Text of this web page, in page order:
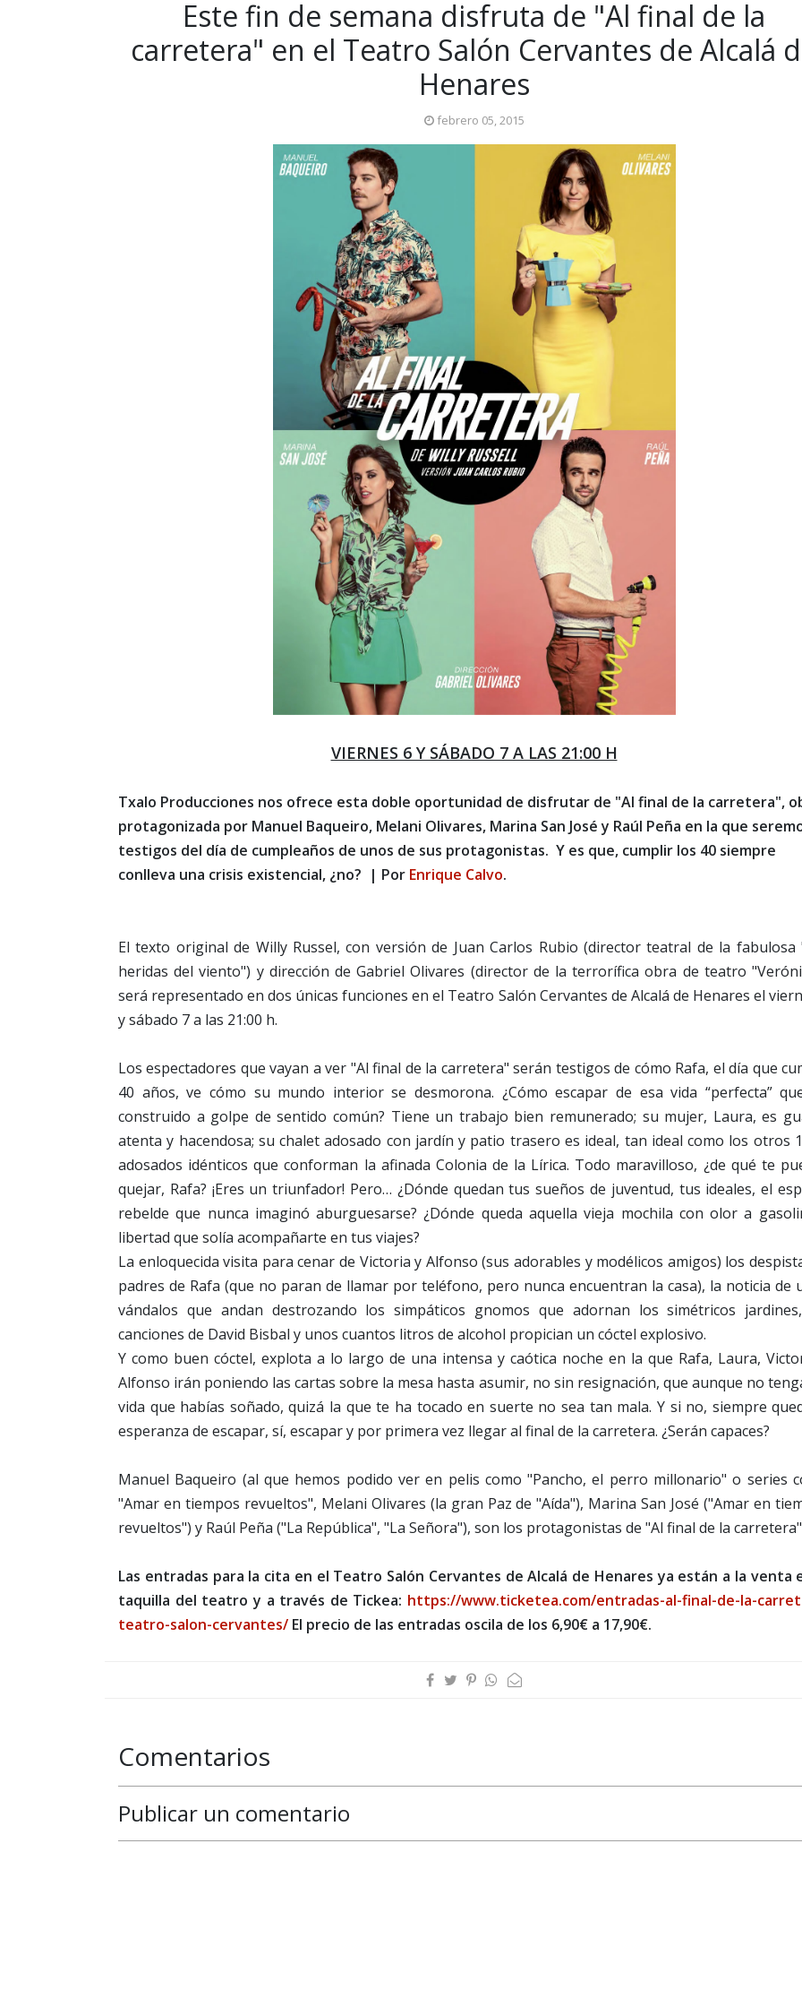
Este fin de semana disfruta de "Al final de la
carretera" en el Teatro Salón Cervantes de Alcalá
Henares
febrero 05, 2015
VIERNES 6 Y SÁBADO 7 A LAS 21:00 H
Txalo Producciones nos ofrece esta doble oportunidad de disfrutar de "Al final de la carretera",
protagonizada por Manuel Baqueiro, Melani Olivares, Marina San José y Raúl Peña en la que
testigos del día de cumpleaños de unos de sus protagonistas. Y es que, cumplir los 40 siempre
conlleva una crisis existencial, ¿no? | Por Enrique Calvo.
El texto original de Willy Russel, con versión de Juan Carlos Rubio (director teatral de la fabulosa
heridas del viento") y dirección de Gabriel Olivares (director de la terrorífica obra de teatro
será representado en dos únicas funciones en el Teatro Salón Cervantes de Alcalá de Henares el
y sábado 7 a las 21:00 h.
Los espectadores que vayan a ver "Al final de la carretera" serán testigos de cómo Rafa, el día que
40 años, ve cómo su mundo interior se desmorona. ¿Cómo escapar de esa vida “perfecta”
construido a golpe de sentido común? Tiene un trabajo bien remunerado; su mujer, Laura, es
atenta y hacendosa; su chalet adosado con jardín y patio trasero es ideal, tan ideal como los otros
adosados idénticos que conforman la afinada Colonia de la Lírica. Todo maravilloso, ¿de qué te
quejar, Rafa? ¡Eres un triunfador! Pero… ¿Dónde quedan tus sueños de juventud, tus ideales, el
rebelde que nunca imaginó aburguesarse? ¿Dónde queda aquella vieja mochila con olor a
libertad que solía acompañarte en tus viajes?
La enloquecida visita para cenar de Victoria y Alfonso (sus adorables y modélicos amigos) los
padres de Rafa (que no paran de llamar por teléfono, pero nunca encuentran la casa), la noticia de
vándalos que andan destrozando los simpáticos gnomos que adornan los simétricos
canciones de David Bisbal y unos cuantos litros de alcohol propician un cóctel explosivo.
Y como buen cóctel, explota a lo largo de una intensa y caótica noche en la que Rafa, Laura,
Alfonso irán poniendo las cartas sobre la mesa hasta asumir, no sin resignación, que aunque no
vida que habías soñado, quizá la que te ha tocado en suerte no sea tan mala. Y si no, siempre
esperanza de escapar, sí, escapar y por primera vez llegar al final de la carretera. ¿Serán capaces?
Manuel Baqueiro (al que hemos podido ver en pelis como "Pancho, el perro millonario" o series
"Amar en tiempos revueltos", Melani Olivares (la gran Paz de "Aída"), Marina San José ("Amar en
revueltos") y Raúl Peña ("La República", "La Señora"), son los protagonistas de "Al final de la
Las entradas para la cita en el Teatro Salón Cervantes de Alcalá de Henares ya están a la venta
taquilla del teatro y a través de Tickea: https://www.ticketea.com/entradas-al-final-de-la-
teatro-salon-cervantes/ El precio de las entradas oscila de los 6,90€ a 17,90€.
Comentarios
Publicar un comentario